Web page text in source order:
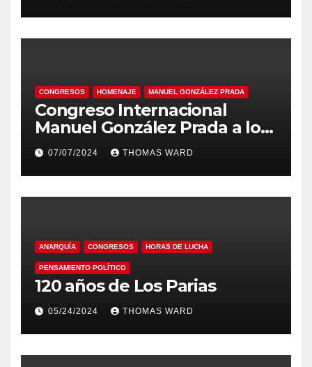
CONGRESOS HOMENAJE MANUEL GONZÁLEZ PRADA
Congreso Internacional
Manuel González Prada a los
180 años en la Academia
Peruana de la Lengua
07/07/2024 THOMAS WARD
ANARQUÍA CONGRESOS HORAS DE LUCHA
PENSAMIENTO POLÍTICO
120 años de Los Parias
05/24/2024 THOMAS WARD